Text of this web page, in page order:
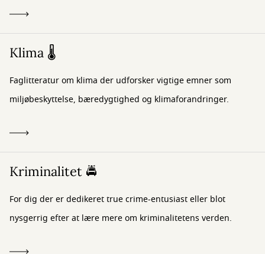
Klima 🌡️
Faglitteratur om klima der udforsker vigtige emner som
miljøbeskyttelse, bæredygtighed og klimaforandringer.
Kriminalitet 🚔
For dig der er dedikeret true crime-entusiast eller blot
nysgerrig efter at lære mere om kriminalitetens verden.